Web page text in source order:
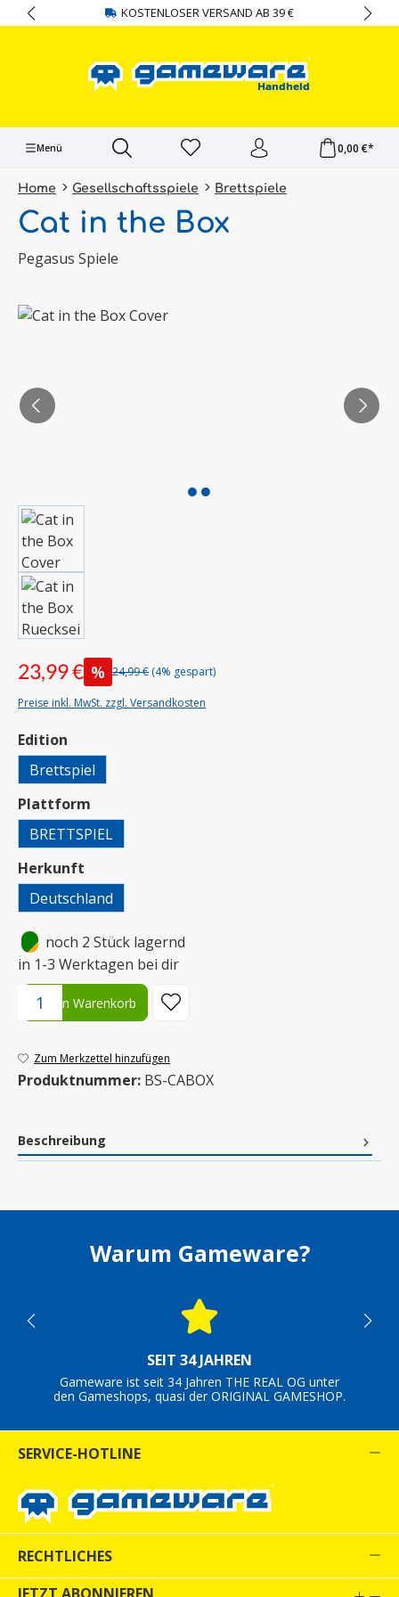
springen KOSTENLOSER VERSAND AB 39 €
Menü 0,00 €*
Home Gesellschaftsspiele Brettspiele
Cat in the Box
Pegasus Spiele
Bildergalerie überspringen
23,99 € % 24,99 € (4% gespart)
Preise inkl. MwSt. zzgl. Versandkosten
Edition
Brettspiel
Plattform
BRETTSPIEL
Herkunft
Deutschland
noch 2 Stück lagernd
in 1-3 Werktagen bei dir
Produkt Anzahl: Gib den gewünschten Wert ein oder benutze
In den Warenkorb
Zum Merkzettel hinzufügen
Produktnummer: BS-CABOX
Beschreibung
Warum Gameware?
SEIT 34 JAHREN
Gameware ist seit 34 Jahren THE REAL OG unter
den Gameshops, quasi der ORIGINAL GAMESHOP.
SERVICE-HOTLINE
RECHTLICHES